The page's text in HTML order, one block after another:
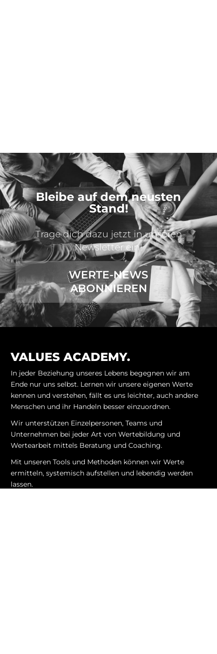
Bleibe auf dem neusten
Stand!
Trage dich dazu jetzt in unseren
Newsletter ein!
WERTE-NEWS
ABONNIEREN
VALUES ACADEMY.
In jeder Beziehung unseres Lebens begegnen wir am
Ende nur uns selbst. Lernen wir unsere eigenen Werte
kennen und verstehen, fällt es uns leichter, auch andere
Menschen und ihr Handeln besser einzuordnen.
Wir unterstützen Einzelpersonen, Teams und
Unternehmen bei jeder Art von Wertebildung und
Wertearbeit mittels Beratung und Coaching.
Mit unseren Tools und Methoden können wir Werte
ermitteln, systemisch aufstellen und lebendig werden
lassen.